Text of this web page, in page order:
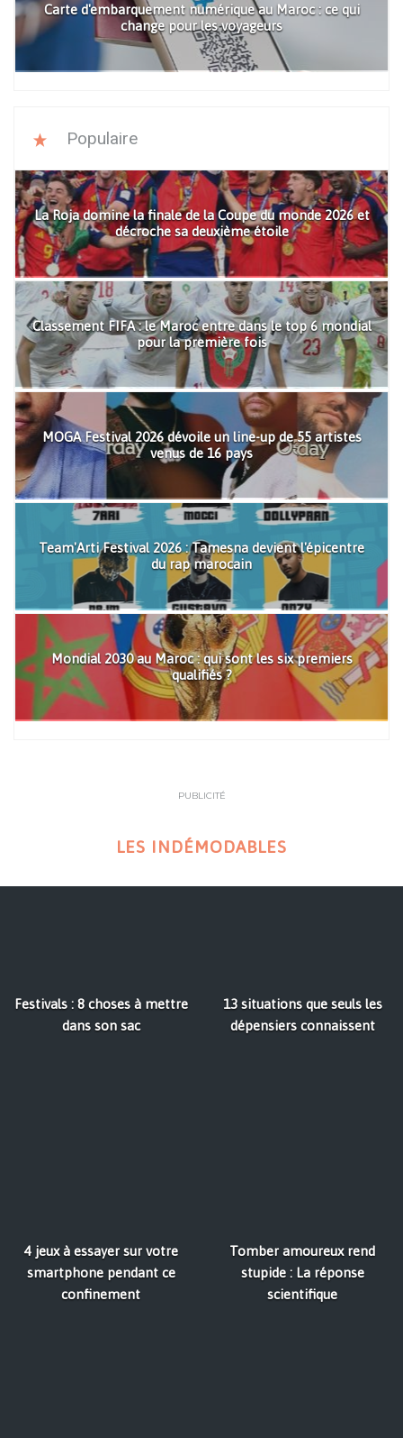
Carte d'embarquement numérique au Maroc : ce qui
change pour les voyageurs
Populaire
La Roja domine la finale de la Coupe du monde 2026 et
décroche sa deuxième étoile
Classement FIFA : le Maroc entre dans le top 6 mondial
pour la première fois
MOGA Festival 2026 dévoile un line-up de 55 artistes
venus de 16 pays
Team'Arti Festival 2026 : Tamesna devient l'épicentre
du rap marocain
Mondial 2030 au Maroc : qui sont les six premiers
qualifiés ?
PUBLICITÉ
LES INDÉMODABLES
Festivals : 8 choses à mettre
dans son sac
13 situations que seuls les
dépensiers connaissent
4 jeux à essayer sur votre
smartphone pendant ce
confinement
Tomber amoureux rend
stupide : La réponse
scientifique